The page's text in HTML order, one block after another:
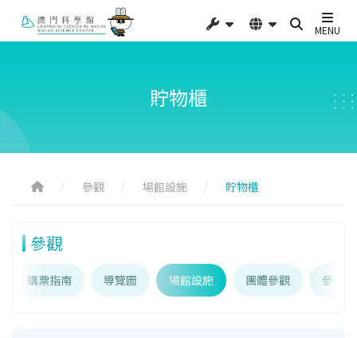
MENU
貯物櫃
參觀 場館設施 貯物櫃
參觀
購票指南 導覽圖 場館設施 團體參觀 參觀